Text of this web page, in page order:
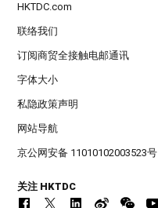
HKTDC.com
联络我们
订阅商贸全接触电邮通讯
字体大小
私隐政策声明
网站导航
京公网安备 11010102003523号
关注 HKTDC